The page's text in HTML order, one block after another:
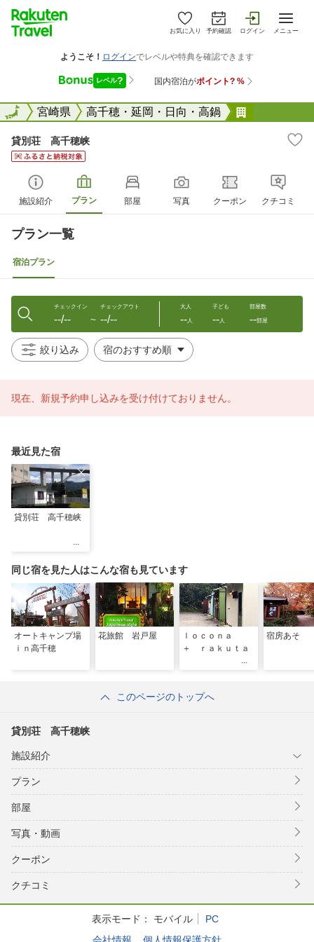
お気に入り 予約確認 ログイン メニュー
全国宮崎県 高千穂・延岡・日向・高鍋
全国
貸別荘 高千穂峡
施設紹介 プラン 部屋 写真 クーポン クチコミ
プラン一覧
宿泊プラン
チェックイン
--/-- 〜
チェックアウト
--/--
大人
--人
子ども
--人
部屋数
--部屋
絞り込み
現在、新規予約申し込みを受け付けておりません。
最近見た宿
貸別荘 高千穂峡
同じ宿を見た人はこんな宿も見ています
オートキャンプ場
ｉｎ高千穂
花旅館 岩戸屋
ｌｏｃｏｎａ
＋ ｒａｋｕｔａ
宿房あそ
このページのトップへ
貸別荘 高千穂峡
施設紹介
プラン
部屋
写真・動画
クーポン
クチコミ
表示モード： モバイル
PC